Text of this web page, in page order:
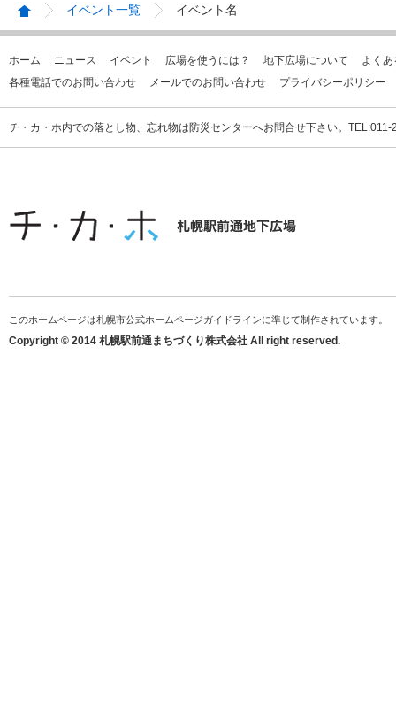
イベント一覧 イベント名
ホーム ニュース イベント 広場を使うには？ 地下広場について
よく
各種電話でのお問い合わせ
メールでのお問い合わせ プライバシーポリシー
チ・カ・ホ内での落とし物、忘れ物は防災センターへお問合せ下さい。
このホームページは札幌市公式ホームページガイドラインに準じて制作されています。
Copyright © 2014 札幌駅前通まちづくり株式会社 All right reserved.